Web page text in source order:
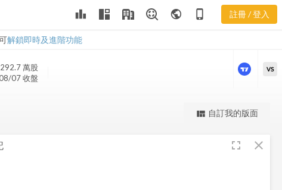
leaderboard public phone_iphone 註冊 / 登入
解鎖即時及進階功能
EGO
292.7 萬股
07 收盤
更強大的進階價量圖表
VS
view_quilt 自訂我的版面
fullscreen close